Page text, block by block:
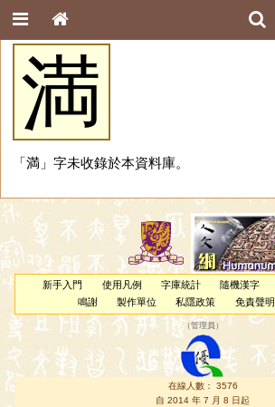
満
「満」字未收錄於本資料庫。
新手入門 使用凡例 字庫統計 隨機漢字
鳴謝
製作單位 私隱政策 免責聲明
（管理員 ）
在線人數： 3576
自 2014 年 7 月 8 日起